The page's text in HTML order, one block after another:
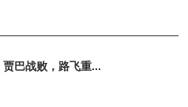
巴战败，路飞重...